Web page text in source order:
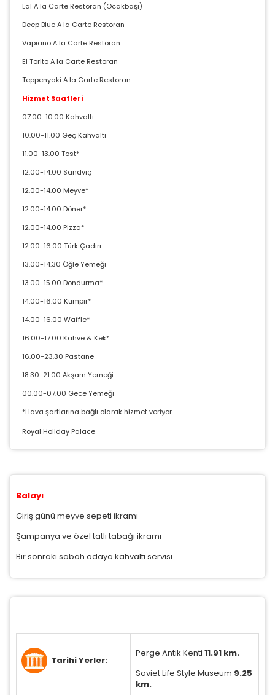
Çerez tercihlerinizibelirleyin.
Daha fazla bilgi için KVKK bilgilendirmemizi,çerez
kullanımve gizlilik koşullarını
Lal A la Carte Restoran (Ocakbaşı)
Deep Blue A la Carte Restoran
Vapiano A la Carte Restoran
El Torito A la Carte Restoran
Teppenyaki A la Carte Restoran
Hizmet Saatleri
07.00-10.00 Kahvaltı
10.00-11.00 Geç Kahvaltı
11.00-13.00 Tost*
12.00-14.00 Sandviç
12.00-14.00 Meyve*
12.00-14.00 Döner*
12.00-14.00 Pizza*
12.00-16.00 Türk Çadırı
13.00-14.30 Öğle Yemeği
13.00-15.00 Dondurma*
14.00-16.00 Kumpir*
14.00-16.00 Waffle*
16.00-17.00 Kahve & Kek*
16.00-23.30 Pastane
18.30-21.00 Akşam Yemeği
00.00-07.00 Gece Yemeği
*Hava şartlarına bağlı olarak hizmet veriyor.
Royal Holiday Palace
Balayı
Giriş günü meyve sepeti ikramı
Şampanya ve özel tatlı tabağı ikramı
Bir sonraki sabah odaya kahvaltı servisi
Tarihi Yerler:
Perge Antik Kenti 11.91 km.
Soviet Life Style Museum 9.25
km.